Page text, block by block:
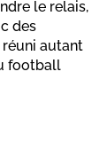
le relais,
des
réuni autant
football